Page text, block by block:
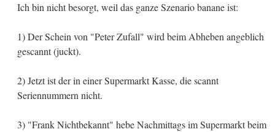
Ich bin nicht besorgt, weil das ganze Szenario banane ist:
1) Der Schein von "Peter Zufall" wird beim Abheben angeblich
gescannt (juckt).
2) Jetzt ist der in einer Supermarkt Kasse, die scannt
Seriennummern nicht.
3) "Frank Nichtbekannt" hebe Nachmittags im Supermarkt beim